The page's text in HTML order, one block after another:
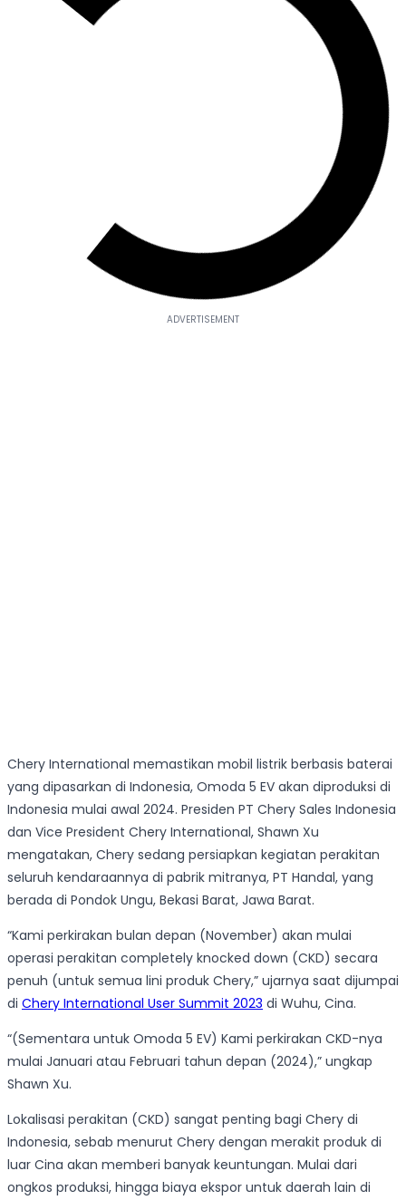
Chery International memastikan mobil listrik berbasis baterai
yang dipasarkan di Indonesia, Omoda 5 EV akan diproduksi di
Indonesia mulai awal 2024. Presiden PT Chery Sales Indonesia
dan Vice President Chery International, Shawn Xu
mengatakan, Chery sedang persiapkan kegiatan perakitan
seluruh kendaraannya di pabrik mitranya, PT Handal, yang
berada di Pondok Ungu, Bekasi Barat, Jawa Barat.
“Kami perkirakan bulan depan (November) akan mulai
operasi perakitan completely knocked down (CKD) secara
penuh (untuk semua lini produk Chery,” ujarnya saat dijumpai
di Chery International User Summit 2023 di Wuhu, Cina.
“(Sementara untuk Omoda 5 EV) Kami perkirakan CKD-nya
mulai Januari atau Februari tahun depan (2024),” ungkap
Shawn Xu.
Lokalisasi perakitan (CKD) sangat penting bagi Chery di
Indonesia, sebab menurut Chery dengan merakit produk di
luar Cina akan memberi banyak keuntungan. Mulai dari
ongkos produksi, hingga biaya ekspor untuk daerah lain di